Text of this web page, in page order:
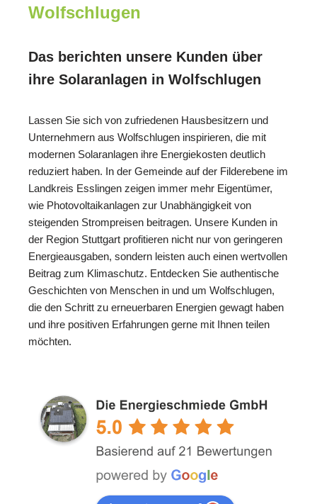
Wolfschlugen
Das berichten unsere Kunden über
ihre Solaranlagen in Wolfschlugen
Lassen Sie sich von zufriedenen Hausbesitzern und
Unternehmern aus Wolfschlugen inspirieren, die mit
modernen Solaranlagen ihre Energiekosten deutlich
reduziert haben. In der Gemeinde auf der Filderebene im
Landkreis Esslingen zeigen immer mehr Eigentümer,
wie Photovoltaikanlagen zur Unabhängigkeit von
steigenden Strompreisen beitragen. Unsere Kunden in
der Region Stuttgart profitieren nicht nur von geringeren
Energieausgaben, sondern leisten auch einen wertvollen
Beitrag zum Klimaschutz. Entdecken Sie authentische
Geschichten von Menschen in und um Wolfschlugen,
die den Schritt zu erneuerbaren Energien gewagt haben
und ihre positiven Erfahrungen gerne mit Ihnen teilen
möchten.